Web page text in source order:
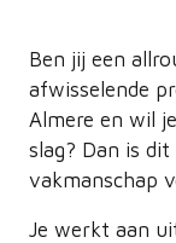
Ben jij een
afwisselende
Almere en wil
slag? Dan is
vakmanschap
Je werkt aan